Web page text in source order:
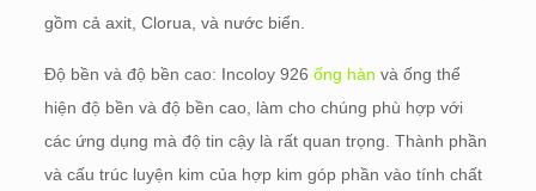
gồm cả axit, Clorua, và nước biển.
Độ bền và độ bền cao: Incoloy 926 ống hàn và ống thể
hiện độ bền và độ bền cao, làm cho chúng phù hợp với
các ứng dụng mà độ tin cậy là rất quan trọng. Thành phần
và cấu trúc luyện kim của hợp kim góp phần vào tính chất